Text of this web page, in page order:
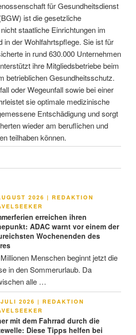
für Gesundheitsdienst
ist die gesetzliche
staatliche Einrichtungen im
in der Wohlfahrtspflege. Sie ist für
in rund 630.000 Unternehmen
ihre Mitgliedsbetriebe beim
betrieblichen Gesundheitsschutz.
oder Wegeunfall sowie bei einer
sie optimale medizinische
Entschädigung und sorgt
wieder am beruflichen und
teilhaben können.
2026 | REDAKTION
erreichen ihren
ADAC warnt vor einem der
Wochenenden des
Menschen beginnt jetzt die
in den Sommerurlaub. Da
alle …
2026 | REDAKTION
mit dem Fahrrad durch die
Diese Tipps helfen bei